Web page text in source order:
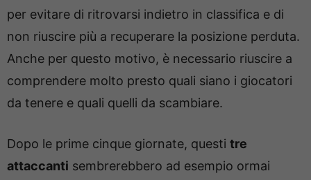
per evitare di ritrovarsi indietro in classifica e di
non riuscire più a recuperare la posizione perduta.
Anche per questo motivo, è necessario riuscire a
comprendere molto presto quali siano i giocatori
da tenere e quali quelli da scambiare.
Dopo le prime cinque giornate, questi tre
attaccanti sembrerebbero ad esempio ormai